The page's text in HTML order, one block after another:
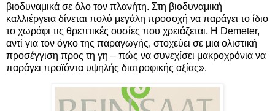
βιοδυναμικά σε όλο τον πλανήτη. Στη βιοδυναμική
καλλιέργεια δίνεται πολύ μεγάλη προσοχή να παράγει το ίδιο
το χωράφι τις θρεπτικές ουσίες που χρειάζεται. Η Demeter,
αντί για τον όγκο της παραγωγής, στοχεύει σε μια ολιστική
προσέγγιση προς τη γη – πώς να συνεχίσει μακροχρόνια να
παράγει προϊόντα υψηλής διατροφικής αξίας».